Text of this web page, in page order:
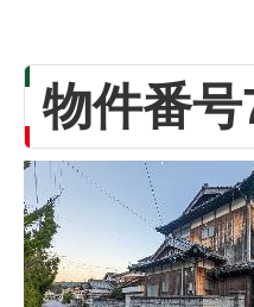
物件番号